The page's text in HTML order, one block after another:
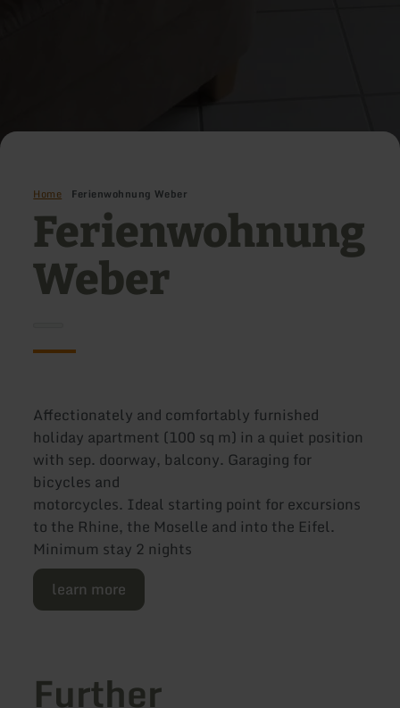
Home Ferienwohnung Weber
Ferienwohnung
Weber
Affectionately and comfortably furnished
holiday apartment (100 sq m) in a quiet position
with sep. doorway, balcony. Garaging for
bicycles and
motorcycles. Ideal starting point for excursions
to the Rhine, the Moselle and into the Eifel.
Minimum stay 2 nights
learn more
Further